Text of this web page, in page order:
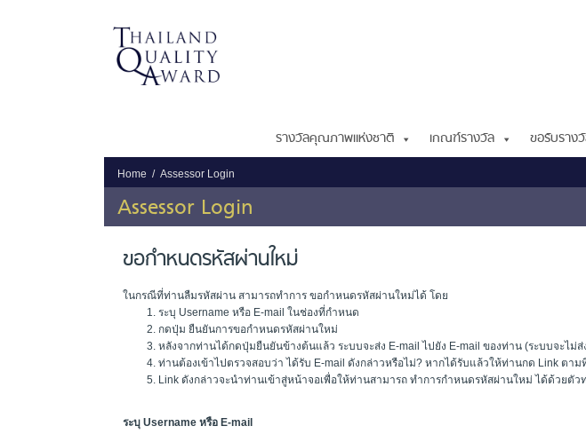
รางวัลคุณภาพแห่งชาติ เกณฑ์รางวัล ขอรับราง
Home Assessor Login
Assessor Login
ขอกำหนดรหัสผ่านใหม่
ในกรณีที่ท่านลืมรหัสผ่าน สามารถทำการ ขอกำหนดรหัสผ่านใหม่ได้ โดย
ระบุ Username หรือ E-mail ในช่องที่กำหนด
กดปุ่ม ยืนยันการขอกำหนดรหัสผ่านใหม่
หลังจากท่านได้กดปุ่มยืนยันข้างต้นแล้ว ระบบจะส่ง E-mail ไปยัง E-mail ของท่าน (ระบบจะไ
ท่านต้องเข้าไปตรวจสอบว่า ได้รับ E-mail ดังกล่าวหรือไม่? หากได้รับแล้วให้ท่านกด Link ตาม
Link ดังกล่าวจะนำท่านเข้าสู่หน้าจอเพื่อให้ท่านสามารถ ทำการกำหนดรหัสผ่านใหม่ ได้ด้วยตัว
ระบุ Username หรือ E-mail